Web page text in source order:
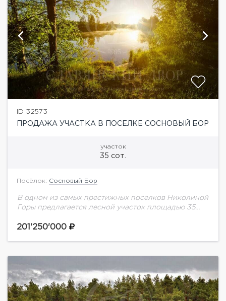
ID 32573
ПРОДАЖА УЧАСТКА В ПОСЕЛКЕ СОСНОВЫЙ БОР
участок
35 сот.
Посёлок: Сосновый Бор
В одном из самых престижных поселков Николиной
Горы предлагается лесной участок площадью 35
приватность и атмосфера настоящей загородной
201'250'000